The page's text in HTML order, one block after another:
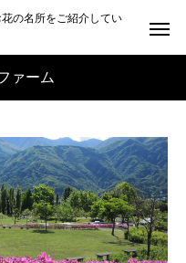
の名所をご紹介してい
ァーム